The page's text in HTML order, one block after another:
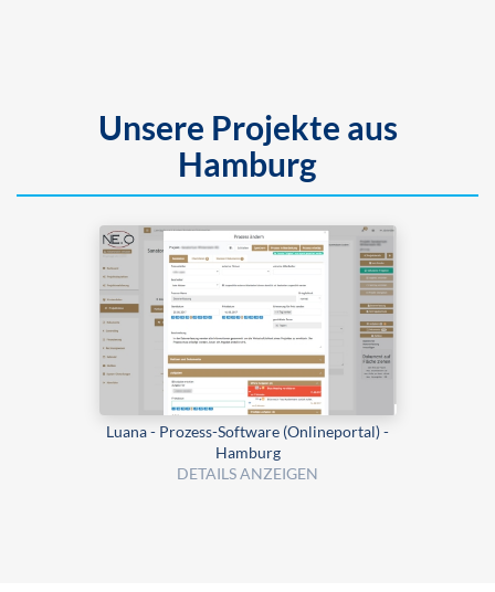
Unsere Projekte aus
Hamburg
Luana - Prozess-Software (Onlineportal) -
Hamburg
DETAILS ANZEIGEN